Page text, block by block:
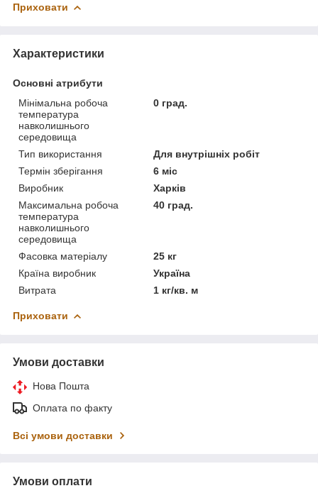
Приховати
Характеристики
Основні атрибути
Мінімальна робоча
температура
навколишнього
середовища
0 град.
Тип використання
Для внутрішніх робіт
Термін зберігання
6 міс
Виробник
Харків
Максимальна робоча
температура
навколишнього
середовища
40 град.
Фасовка матеріалу
25 кг
Країна виробник
Україна
Витрата
1 кг/кв. м
Приховати
Умови доставки
Нова Пошта
Оплата по факту
Всі умови доставки
Умови оплати